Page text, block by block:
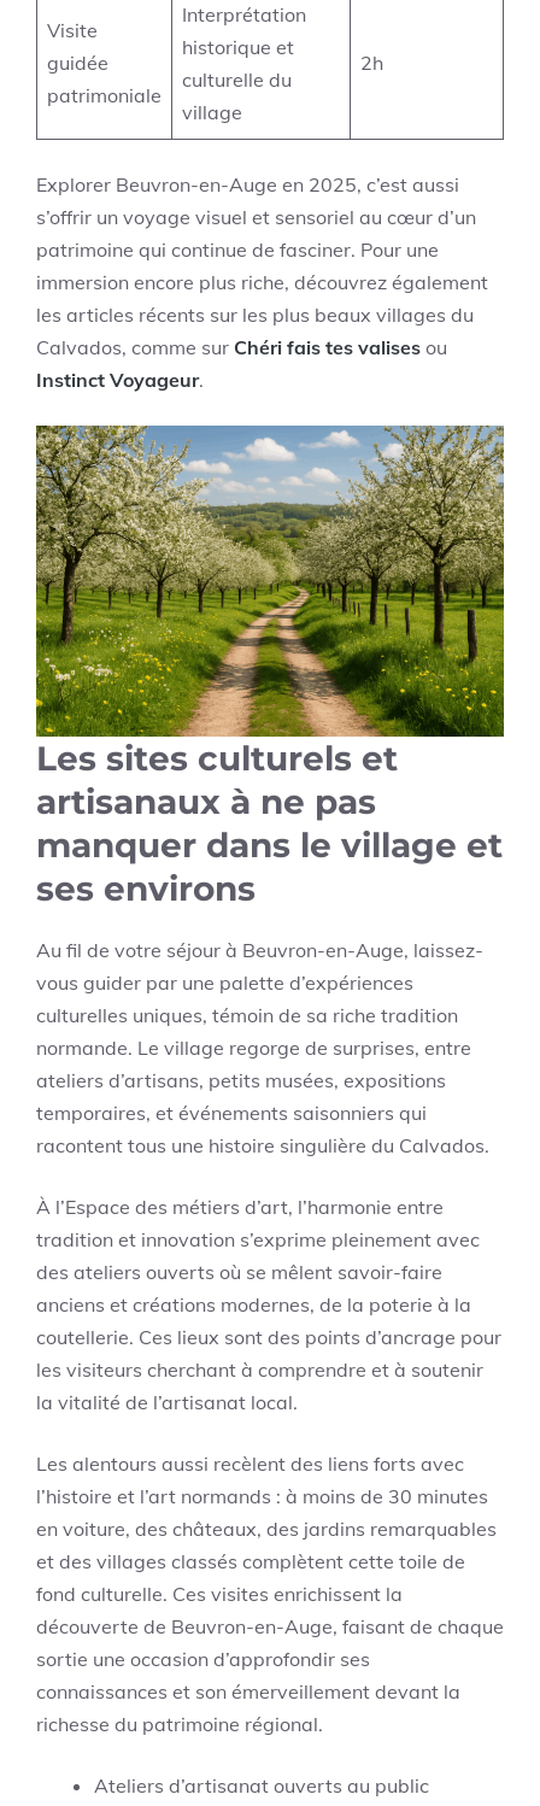
Visite
guidée
patrimoniale
Interprétation
historique et
culturelle du
village
2h
Explorer Beuvron-en-Auge en 2025, c’est aussi
s’offrir un voyage visuel et sensoriel au cœur d’un
patrimoine qui continue de fasciner. Pour une
immersion encore plus riche, découvrez également
les articles récents sur les plus beaux villages du
Calvados, comme sur Chéri fais tes valises ou
Instinct Voyageur.
Les sites culturels et
artisanaux à ne pas
manquer dans le village et
ses environs
Au fil de votre séjour à Beuvron-en-Auge, laissez-
vous guider par une palette d’expériences
culturelles uniques, témoin de sa riche tradition
normande. Le village regorge de surprises, entre
ateliers d’artisans, petits musées, expositions
temporaires, et événements saisonniers qui
racontent tous une histoire singulière du Calvados.
À l’Espace des métiers d’art, l’harmonie entre
tradition et innovation s’exprime pleinement avec
des ateliers ouverts où se mêlent savoir-faire
anciens et créations modernes, de la poterie à la
coutellerie. Ces lieux sont des points d’ancrage pour
les visiteurs cherchant à comprendre et à soutenir
la vitalité de l’artisanat local.
Les alentours aussi recèlent des liens forts avec
l’histoire et l’art normands : à moins de 30 minutes
en voiture, des châteaux, des jardins remarquables
et des villages classés complètent cette toile de
fond culturelle. Ces visites enrichissent la
découverte de Beuvron-en-Auge, faisant de chaque
sortie une occasion d’approfondir ses
connaissances et son émerveillement devant la
richesse du patrimoine régional.
Ateliers d’artisanat ouverts au public